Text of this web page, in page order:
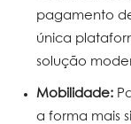
pagamento
única
solução
Mobilidade:
a forma mais